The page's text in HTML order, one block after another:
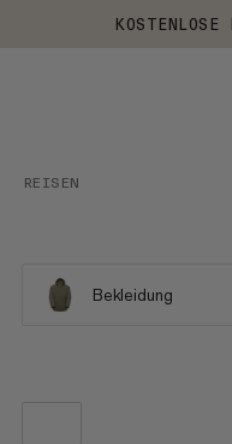
REISEN
Bekleidung